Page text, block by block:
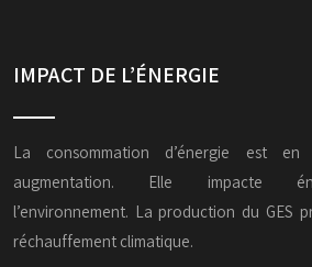
IMPACT DE L’ÉNERGIE
La consommation d’énergie est en
augmentation. Elle impacte
l’environnement. La production du GES
réchauffement climatique.